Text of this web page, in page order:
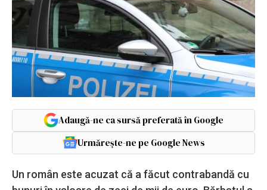
Adaugă-ne ca sursă preferată în Google
Urmărește-ne pe Google News
Un român este acuzat că a făcut contrabandă cu